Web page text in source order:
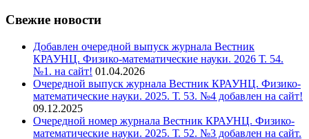
Свежие новости
Добавлен очередной выпуск журнала Вестник
КРАУНЦ. Физико-математические науки. 2026 Т. 54.
№1. на сайт! 01.04.2026
Очередной выпуск журнала Вестник КРАУНЦ. Физико-
математические науки. 2025. Т. 53. №4 добавлен на сайт!
09.12.2025
Очередной номер журнала Вестник КРАУНЦ. Физико-
математические науки. 2025. Т. 52. №3 добавлен на сайт.